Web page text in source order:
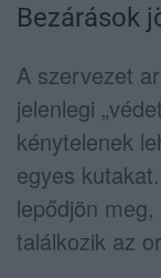
Bezárások
A szervezet
jelenlegi
kénytelenek
egyes
lepődjön
találkozik az